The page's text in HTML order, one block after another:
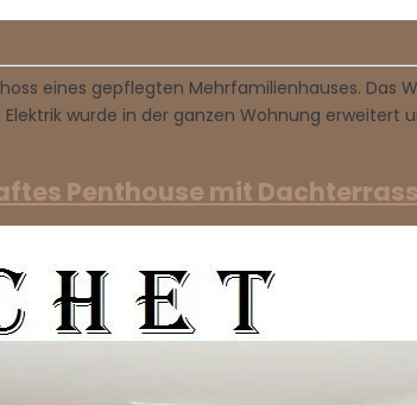
eines gepflegten Mehrfamilienhauses. Das
wurde in der ganzen Wohnung
Penthouse mit